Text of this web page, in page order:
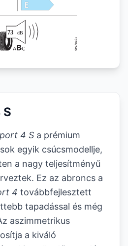
4 S a prémium
egyik csúcsmodellje,
a nagy teljesítményű
Ez az abroncs a
4 továbbfejlesztett
tapadással és még
aszimmetrikus
a kiváló